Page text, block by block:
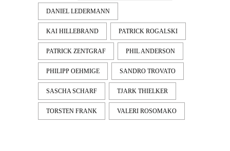
DANIEL LEDERMANN
KAI HILLEBRAND PATRICK ROGALSKI
PATRICK ZENTGRAF PHIL ANDERSON
PHILIPP OEHMIGE SANDRO TROVATO
SASCHA SCHARF TJARK THIELKER
TORSTEN FRANK VALERI ROSOMAKO